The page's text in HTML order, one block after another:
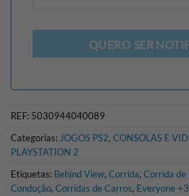
QUERO SER
REF: 5030944040089
Categorias:JOGOS PS2, CONSOLAS E
PLAYSTATION 2
Etiquetas: Behind View, Corrida, Corrida de
Condução, Corridas de Carros, Everyone +3